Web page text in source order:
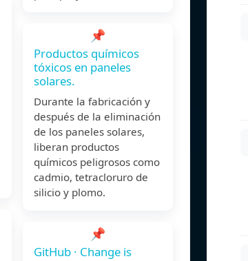
📌
Productos químicos
tóxicos en paneles
solares.
Durante la fabricación y
después de la eliminación
de los paneles solares,
liberan productos
químicos peligrosos como
cadmio, tetracloruro de
silicio y plomo.
📌
GitHub · Change is